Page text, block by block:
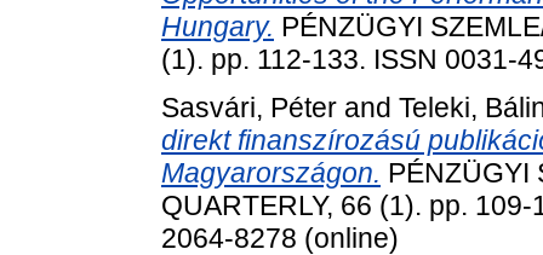
Hungary. PÉNZÜGYI
(1). pp. 112-133. ISSN 0031-
Sasvári, Péter and Teleki,
direkt finanszírozású
Magyarországon. PÉNZÜGYI
QUARTERLY, 66 (1). pp.
2064-8278 (online)